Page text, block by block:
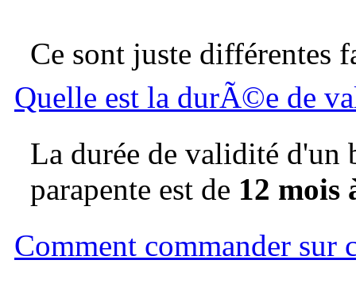
Ce sont juste différentes
Quelle est la durÃ©e de
La durée de validité d'un
parapente est de 12 mois
Comment commander sur